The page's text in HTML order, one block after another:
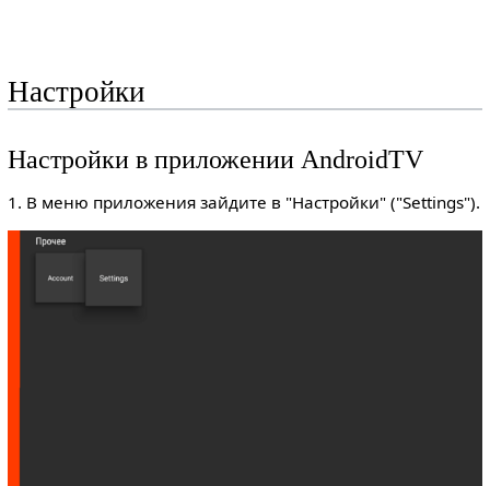
Настройки
Настройки в приложении AndroidTV
1. В меню приложения зайдите в "Настройки" ("Settings").